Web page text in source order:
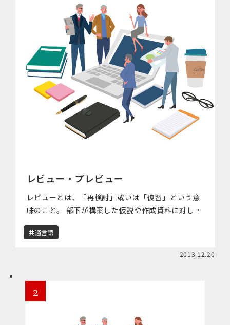
レビュー・プレビュー
レビューとは、「再検討」或いは「復習」という意
味のこと。 部下が構築した仮説や作成資料に対して
成果到達＝成果を創出するために、 上司が行うアド
バイスやそのアドバイスする場を指す。 […]
共通言語
2013.12.20
2